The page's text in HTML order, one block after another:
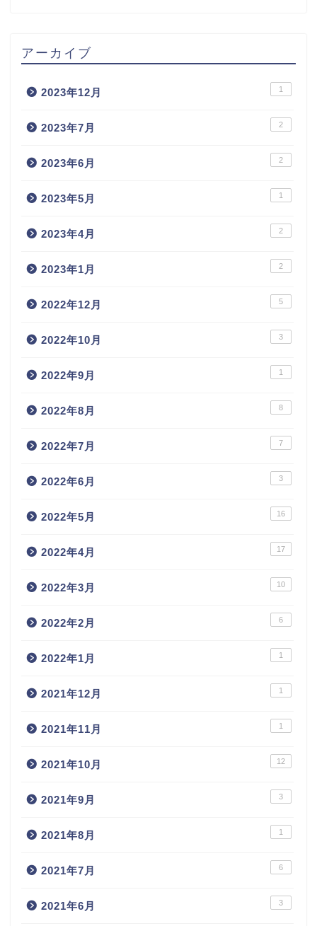
アーカイブ
2023年12月 1
2023年7月 2
2023年6月 2
2023年5月 1
2023年4月 2
2023年1月 2
2022年12月 5
2022年10月 3
2022年9月 1
2022年8月 8
2022年7月 7
2022年6月 3
2022年5月 16
2022年4月 17
2022年3月 10
2022年2月 6
2022年1月 1
2021年12月 1
2021年11月 1
2021年10月 12
2021年9月 3
2021年8月 1
2021年7月 6
2021年6月 3